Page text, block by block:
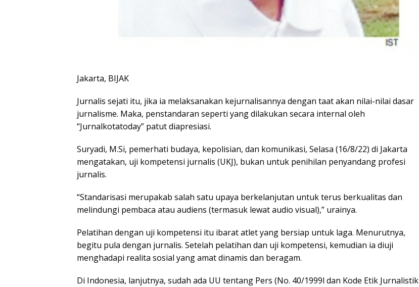
Jakarta, BIJAK
Jurnalis sejati itu, jika ia melaksanakan kejurnalisannya dengan taat akan nilai-nilai dasar
jurnalisme. Maka, penstandaran seperti yang dilakukan secara internal oleh
“Jurnalkotatoday” patut diapresiasi.
Suryadi, M.Si, pemerhati budaya, kepolisian, dan komunikasi, Selasa (16/8/22) di Jakarta
mengatakan, uji kompetensi jurnalis (UKJ), bukan untuk penihilan penyandang profesi
jurnalis.
“Standarisasi merupakab salah satu upaya berkelanjutan untuk terus berkualitas dan
melindungi pembaca atau audiens (termasuk lewat audio visual),” urainya.
Pelatihan dengan uji kompetensi itu ibarat atlet yang bersiap untuk laga. Menurutnya,
begitu pula dengan jurnalis. Setelah pelatihan dan uji kompetensi, kemudian ia diuji
menghadapi realita sosial yang amat dinamis dan beragam.
Di Indonesia, lanjutnya, sudah ada UU tentang Pers (No. 40/1999l dan Kode Etik Jurnalistik